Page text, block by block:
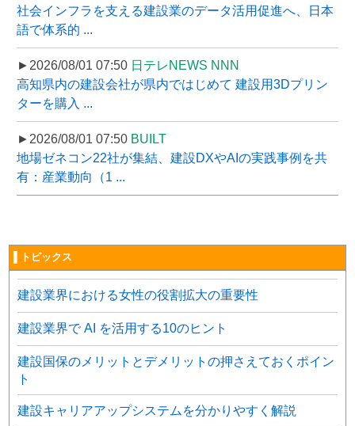
社会インフラを支える建設業のデータ活用促進へ、日本
語で体系的 ...
►2026/08/01 07:50 日テレNEWS NNN
高知県内の建設会社が県内ではじめて 建設用3Dプリン
ターを購入 ...
►2026/08/01 07:50 BUILT
地場ゼネコン22社が集結、建設DXやAIの実践事例を共
有：産業動向（1 ...
▌トピックス
建設業界における女性の役割拡大の重要性
建設業界で AI を活用する10のヒント
建設国保のメリットとデメリットの押さえておくポイン
ト
建設キャリアアップシステムを分かりやすく解説